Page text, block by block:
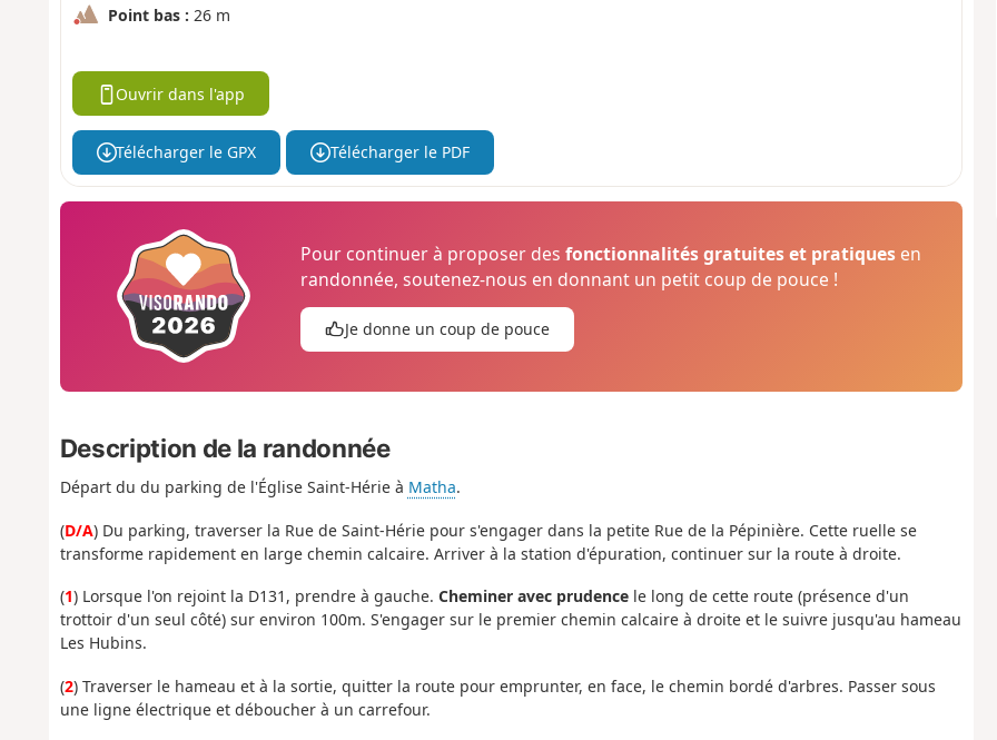
Point bas : 26 m
Ouvrir dans l'app
Télécharger le GPX Télécharger le PDF
Pour continuer à proposer desfonctionnalités gratuites et pratiques en
randonnée, soutenez-nous en donnant un petit coup de pouce !
Je donne un coup de pouce
Description de la randonnée
Départ du du parking de l'Église Saint-Hérie à Matha.
(D/A) Du parking, traverser la Rue de Saint-Hérie pour s'engager dans la petite Rue de la Pépinière. Cette ruelle se
transforme rapidement en large chemin calcaire. Arriver à la station d'épuration, continuer sur la route à droite.
(1) Lorsque l'on rejoint la D131, prendre à gauche. Cheminer avec prudencele long de cette route (présence d'un
trottoir d'un seul côté) sur environ 100m. S'engager sur le premier chemin calcaire à droite et le suivre jusqu'au hameau
Les Hubins.
(2) Traverser le hameau et à la sortie, quitter la route pour emprunter, en face, le chemin bordé d'arbres. Passer sous
une ligne électrique et déboucher à un carrefour.